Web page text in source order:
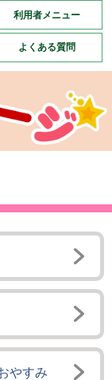
利用者メニュー
よくある質問
やすみ